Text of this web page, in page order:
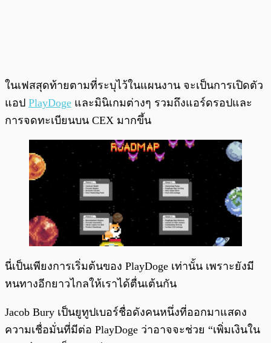
ในเฟสสุดท้ายตามที่ระบุไว้ในแผนงาน จะเป็นการเปิดตัว
แอป PlayDoge และมินิเกมต่างๆ รวมถึงแอร์ดรอปและ
การจดทะเบียนบน CEX มากขึ้น
นี่เป็นเพียงการเริ่มต้นของ PlayDoge เท่านั้น เพราะยังมี
หนทางอีกยาวไกลให้เราได้ตื่นเต้นกัน
Jacob Bury เป็นยูทูปเบอร์ชื่อดังคนหนึ่งที่ออกมาแสดง
ความเชื่อมั่นที่มีต่อ PlayDoge ว่าอาจจะช่วย “เพิ่มเงินใน